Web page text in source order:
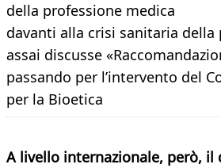
della professione medica
davanti alla crisi sanitaria della
assai discusse
passando per l’intervento del
per la Bioetica
Alivello internazionale, però, il